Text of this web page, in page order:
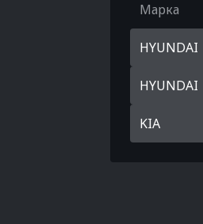
Марка
HYUNDAI
HYUNDAI
KIA